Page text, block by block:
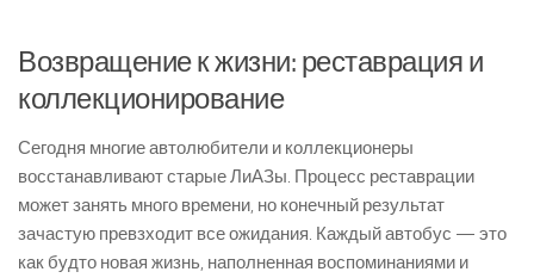
Возвращение к жизни: реставрация и
коллекционирование
Сегодня многие автолюбители и коллекционеры
восстанавливают старые ЛиАЗы. Процесс реставрации
может занять много времени, но конечный результат
зачастую превзходит все ожидания. Каждый автобус — это
как будто новая жизнь, наполненная воспоминаниями и